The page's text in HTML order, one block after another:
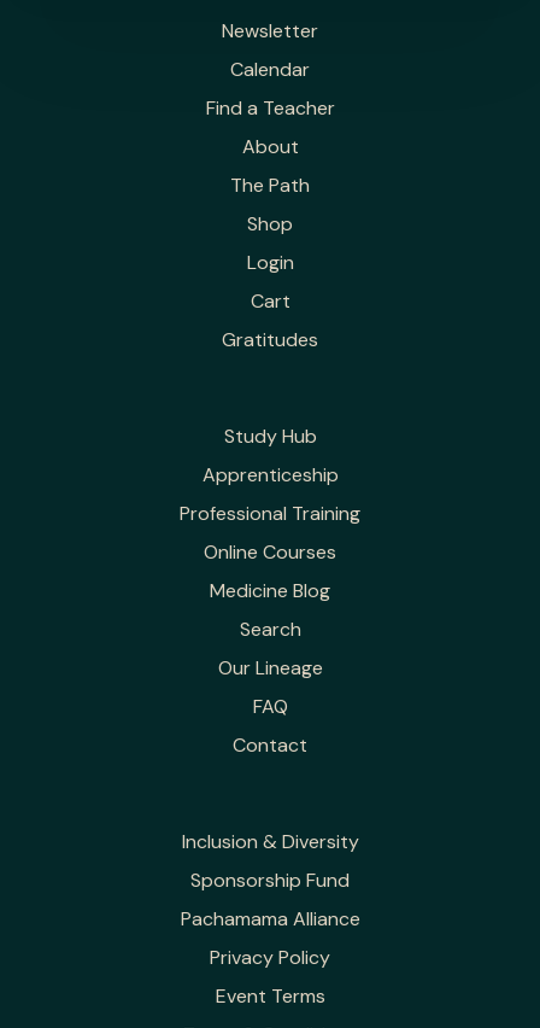
Newsletter
Calendar
Find a Teacher
About
The Path
Shop
Login
Cart
Gratitudes
Study Hub
Apprenticeship
Professional Training
Online Courses
Medicine Blog
Search
Our Lineage
FAQ
Contact
Inclusion & Diversity
Sponsorship Fund
Pachamama Alliance
Privacy Policy
Event Terms